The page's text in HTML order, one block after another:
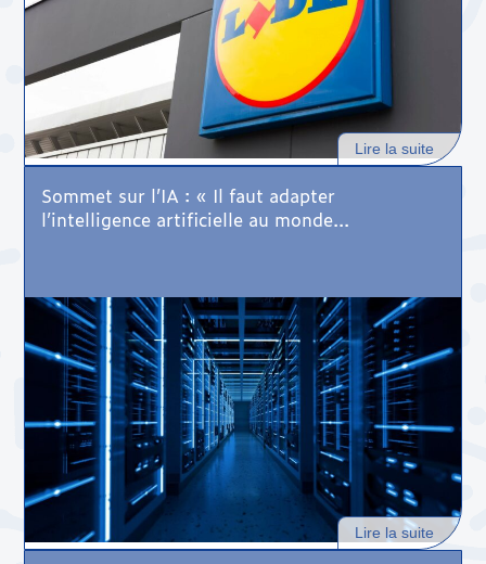
Lire la suite
Sommet sur l’IA : « Il faut adapter
l’intelligence artificielle au monde...
Lire la suite